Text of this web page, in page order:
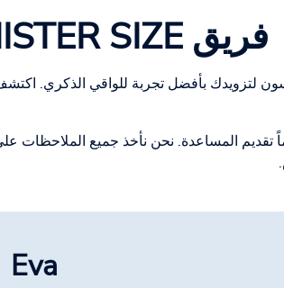
فريق MISTER SIZE
لتزويدك بأفضل تجربة للواقي الذكري.
Eva